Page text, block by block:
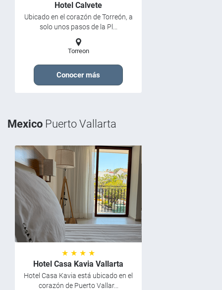
Hotel Calvete
Ubicado en el corazón de Torreón, a
solo unos pasos de la Pl...
Torreon
Conocer más
Mexico Puerto Vallarta
★ ★ ★ ★
Hotel Casa Kavia Vallarta
Hotel Casa Kavia está ubicado en el
corazón de Puerto Vallar...